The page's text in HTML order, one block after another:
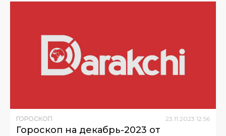
ГОРОСКОП 23 11 2023 12:56
Гороскоп на декабрь-2023 от